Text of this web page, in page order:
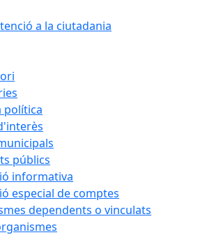
a la ciutadania
política
públics
informativa
especial de comptes
dependents o vinculats